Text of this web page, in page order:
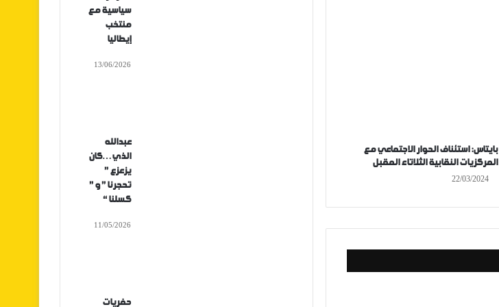
بايتاس: استئناف الحوار الاجتماعي مع
المركزيات النقابية الثلاتاء المقبل
22/03/2024
سياسية مع
منتخب
إيطاليا
13/06/2026
عبدالله
الذي…كان
يزعزع ”
تحجرنا ” و ”
كسلنا “
11/05/2026
حفريات